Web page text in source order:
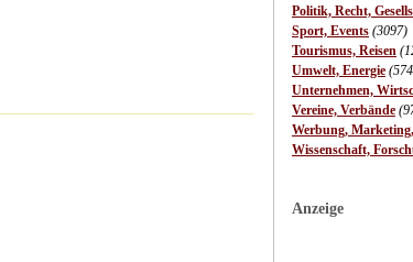
Politik, Recht,
Sport, Events (3097)
Tourismus, Reisen
Umwelt, Energie
Unternehmen,
Vereine, Verbände
Werbung,
Wissenschaft,
Anzeige